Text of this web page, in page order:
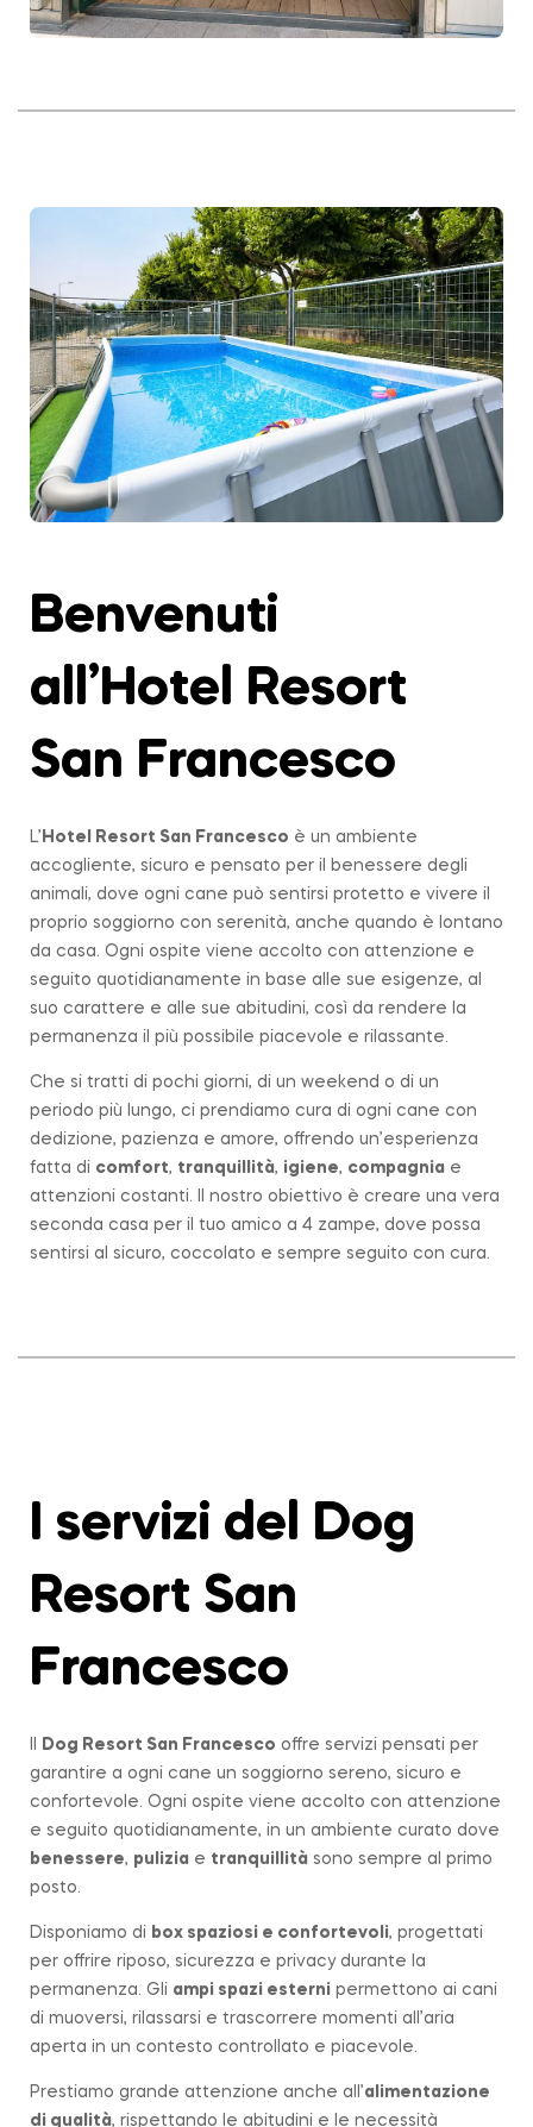
Benvenuti
all’Hotel Resort
San Francesco
L’ Hotel Resort San Francesco è un ambiente
accogliente, sicuro e pensato per il benessere degli
animali, dove ogni cane può sentirsi protetto e vivere il
proprio soggiorno con serenità, anche quando è lontano
da casa. Ogni ospite viene accolto con attenzione e
seguito quotidianamente in base alle sue esigenze, al
suo carattere e alle sue abitudini, così da rendere la
permanenza il più possibile piacevole e rilassante.
Che si tratti di pochi giorni, di un weekend o di un
periodo più lungo, ci prendiamo cura di ogni cane con
dedizione, pazienza e amore, offrendo un’esperienza
fatta di comfort, tranquillità, igiene, compagnia e
attenzioni costanti. Il nostro obiettivo è creare una vera
seconda casa per il tuo amico a 4 zampe, dove possa
sentirsi al sicuro, coccolato e sempre seguito con cura.
I servizi del Dog
Resort San
Francesco
Dog Resort San Francesco offre servizi pensati per
garantire a ogni cane un soggiorno sereno, sicuro e
confortevole. Ogni ospite viene accolto con attenzione
e seguito quotidianamente, in un ambiente curato dove
benessere, pulizia e tranquillità sono sempre al primo
posto.
Disponiamo di box spaziosi e confortevoli, progettati
per offrire riposo, sicurezza e privacy durante la
permanenza. Gli ampi spazi esterni permettono ai cani
di muoversi, rilassarsi e trascorrere momenti all’aria
aperta in un contesto controllato e piacevole.
Prestiamo grande attenzione anche all’alimentazione
di qualità, rispettando le abitudini e le necessità